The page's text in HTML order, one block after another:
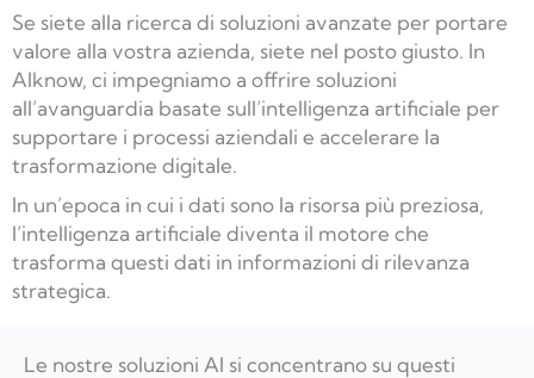
Se siete alla ricerca di soluzioni avanzate per portare
valore alla vostra azienda, siete nel posto giusto. In
AIknow, ci impegniamo a offrire soluzioni
all’avanguardia basate sull’intelligenza artificiale per
supportare i processi aziendali e accelerare la
trasformazione digitale.
In un’epoca in cui i dati sono la risorsa più preziosa,
l’intelligenza artificiale diventa il motore che
trasforma questi dati in informazioni di rilevanza
strategica.
Le nostre soluzioni AI si concentrano su questi